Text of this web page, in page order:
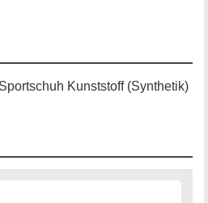
Kunststoff (Synthetik)